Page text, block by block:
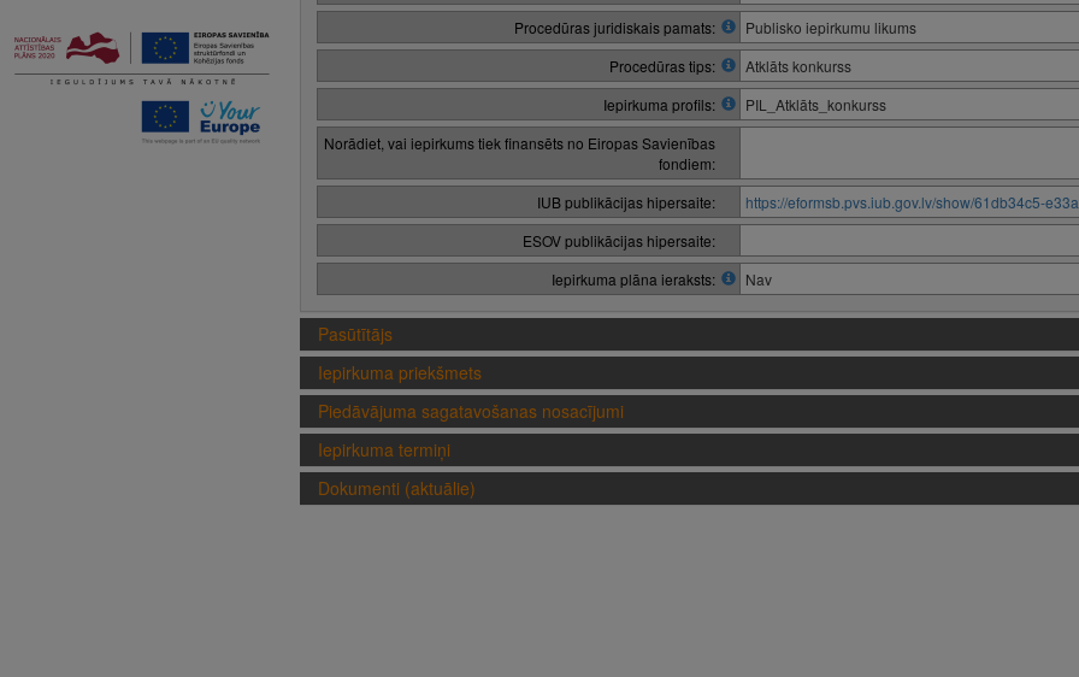
Procedūras juridiskais pamats:
Publisko iepirkumu likums
Procedūras tips:
Atklāts konkurss
Iepirkuma profils:
PIL_Atklāts_konkurss
Norādiet, vai iepirkums tiek finansēts no Eiropas Savienības
fondiem:
IUB publikācijas hipersaite:
https://eformsb.pvs.iub.gov.lv/show/61db34c5-
ESOV publikācijas hipersaite:
Iepirkuma plāna ieraksts:
Nav
Pasūtītājs
Iepirkuma priekšmets
Piedāvājuma sagatavošanas nosacījumi
Iepirkuma termiņi
Dokumenti (aktuālie)